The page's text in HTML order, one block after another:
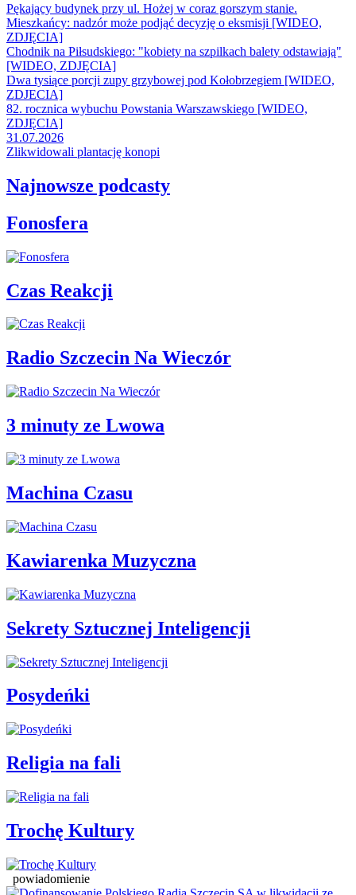
Pękający budynek przy ul. Hożej w coraz gorszym stanie.
Mieszkańcy: nadzór może podjąć decyzję o eksmisji [WIDEO,
ZDJĘCIA]
Chodnik na Piłsudskiego: "kobiety na szpilkach balety odstawiają"
[WIDEO, ZDJĘCIA]
Dwa tysiące porcji zupy grzybowej pod Kołobrzegiem [WIDEO,
ZDJECIA]
82. rocznica wybuchu Powstania Warszawskiego [WIDEO,
ZDJĘCIA]
31.07.2026
Zlikwidowali plantację konopi
Najnowsze podcasty
Fonosfera
Czas Reakcji
Radio Szczecin Na Wieczór
3 minuty ze Lwowa
Machina Czasu
Kawiarenka Muzyczna
Sekrety Sztucznej Inteligencji
Posydeńki
Religia na fali
Trochę Kultury
powiadomienie